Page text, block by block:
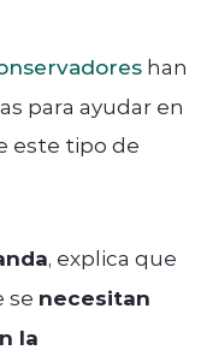
han
para ayudar en
este tipo de
, explica que
se necesitan
la